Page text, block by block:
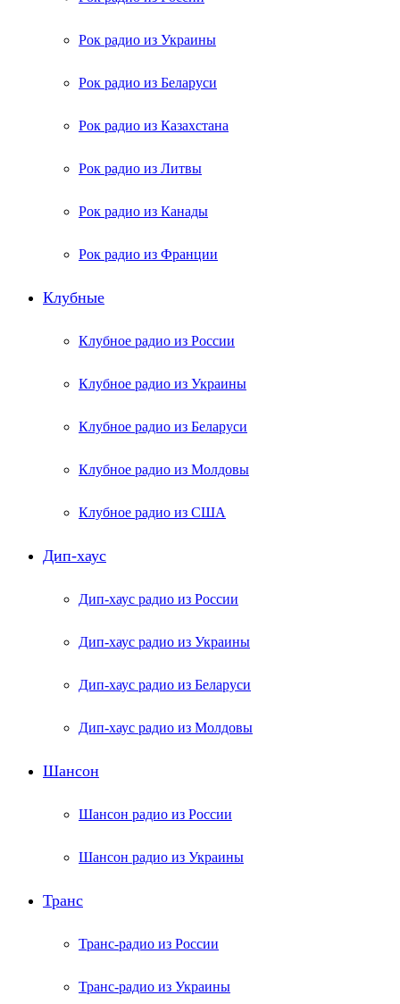
Рок радио из Украины
Рок радио из Беларуси
Рок радио из Казахстана
Рок радио из Литвы
Рок радио из Канады
Рок радио из Франции
Клубные
Клубное радио из России
Клубное радио из Украины
Клубное радио из Беларуси
Клубное радио из Молдовы
Клубное радио из США
Дип-хаус
Дип-хаус радио из России
Дип-хаус радио из Украины
Дип-хаус радио из Беларуси
Дип-хаус радио из Молдовы
Шансон
Шансон радио из России
Шансон радио из Украины
Транс
Транс-радио из России
Транс-радио из Украины